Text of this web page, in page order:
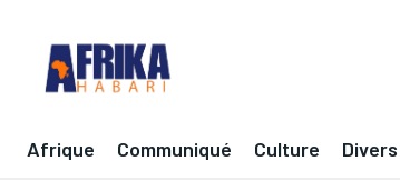
Afrique Communiqué Culture Divers